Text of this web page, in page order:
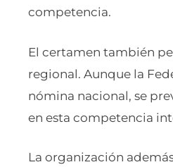
competencia.
El certamen también
regional. Aunque la
nómina nacional, se
en esta competencia
La organización